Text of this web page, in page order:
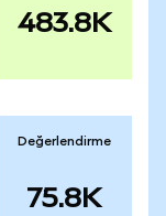
483.8K
Değerlendirme
75.8K